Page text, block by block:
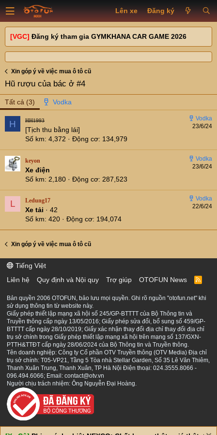
Lên xe Đăng ký
[VGC] Đăng ký tham gia GYMKHANA CAR GAME 2026
Xin góp ý về việc mua ô tô cũ
Hũ rượu của bác ở #4
Tất cả (3)
H 23/6/24
HH1993
[Tịch thu bằng lái]
Số km 4,372 Động cơ 134,979
23/6/24
keyon
Xe điện
Số km
2,180 Động cơ 287,523
L 22/6/24
Ledung17
Xe tải · 42
Số km 420 Động cơ 194,074
Xin góp ý về việc mua ô tô cũ
Tiếng Việt
Liên hệ
Quy định và Nội quy Trợ giúp OTOFUN News
R
S
Bản quyền 2006 OTOFUN, bảo lưu mọi quyền. Ghi rõ nguồn "otofun.net" khi
sử dụng thông tin từ website này.
Giấy phép thiết lập mạng xã hội số 245/GP-BTTTT của Bộ Thông tin và
Truyền thông cấp ngày 13/05/2016; Giấy phép sửa đổi, bổ sung số 459/GP-
BTTTT cấp ngày 28/10/2019; Giấy xác nhận thay đổi địa chỉ thay đổi địa chỉ
trụ sở chính trong Giấy phép thiết lập mạng xã hội trên mạng số 137/GXN-
PTTH&TTĐT cấp ngày 28/06/2024 của Bộ Thông tin và Truyền thông.
Tên doanh nghiệp: Công ty Cổ phần OTV Truyền thông (OTV Media) Địa chỉ
trụ sở chính: T05-VP21, Tầng 5 Tòa nhà Stellar Garden, Số 35 Lê Văn Thiêm,
Thanh Xuân Trung, Thanh Xuân, TP Hà Nội Điện thoại: 024.3555.8066 -
096.494.6066; Email: contact@otv.vn
Người chịu trách nhiệm: Ông Nguyễn Đại Hoàng.